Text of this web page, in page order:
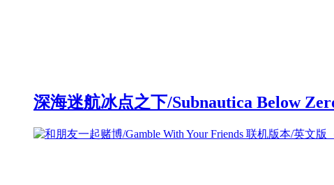
深海迷航冰点之下/Subnautica Below